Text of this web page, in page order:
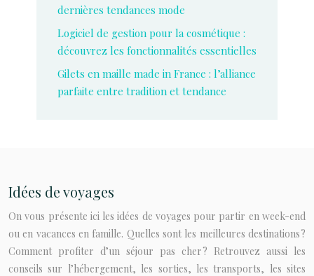
dernières tendances mode
Logiciel de gestion pour la cosmétique :
découvrez les fonctionnalités essentielles
Gilets en maille made in France : l’alliance
parfaite entre tradition et tendance
Idées de voyages
On vous présente ici les idées de voyages pour partir en week-end
ou en vacances en famille. Quelles sont les meilleures destinations ?
Comment profiter d’un séjour pas cher ? Retrouvez aussi les
conseils sur l’hébergement, les sorties, les transports, les sites